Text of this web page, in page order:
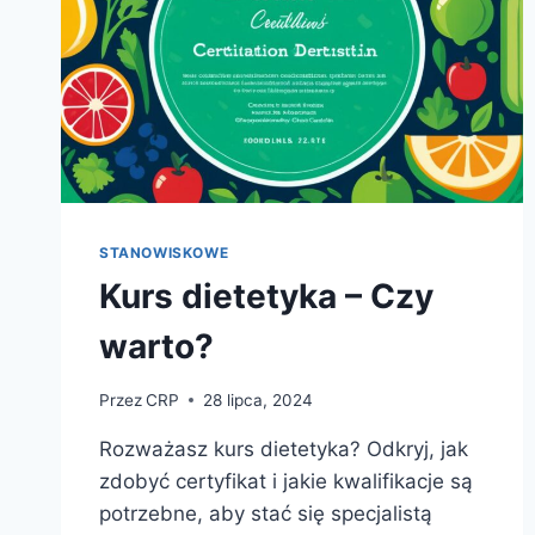
STANOWISKOWE
Kurs dietetyka – Czy
warto?
PrzezCRP 28 lipca, 2024
Rozważasz kurs dietetyka? Odkryj, jak
zdobyć certyfikat i jakie kwalifikacje są
potrzebne, aby stać się specjalistą